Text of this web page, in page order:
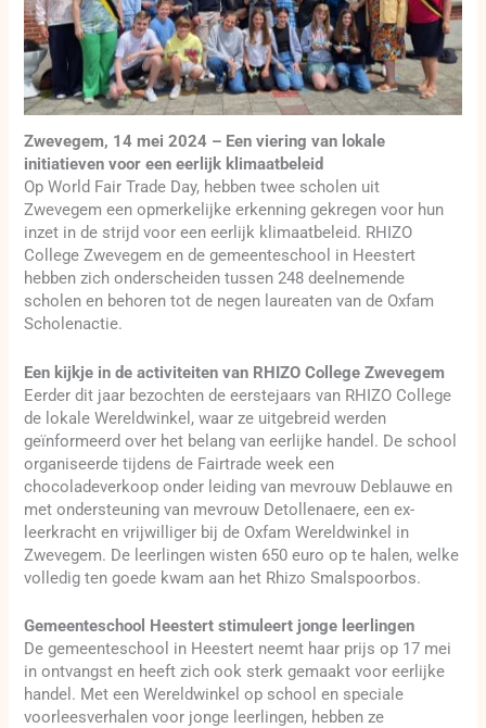
Zwevegem, 14 mei 2024 – Een viering van lokale
initiatieven voor een eerlijk klimaatbeleid
Op World Fair Trade Day, hebben twee scholen uit
Zwevegem een opmerkelijke erkenning gekregen voor hun
inzet in de strijd voor een eerlijk klimaatbeleid. RHIZO
College Zwevegem en de gemeenteschool in Heestert
hebben zich onderscheiden tussen 248 deelnemende
scholen en behoren tot de negen laureaten van de Oxfam
Scholenactie.
Een kijkje in de activiteiten van RHIZO College Zwevegem
Eerder dit jaar bezochten de eerstejaars van RHIZO College
de lokale Wereldwinkel, waar ze uitgebreid werden
geïnformeerd over het belang van eerlijke handel. De school
organiseerde tijdens de Fairtrade week een
chocoladeverkoop onder leiding van mevrouw Deblauwe en
met ondersteuning van mevrouw Detollenaere, een ex-
leerkracht en vrijwilliger bij de Oxfam Wereldwinkel in
Zwevegem. De leerlingen wisten 650 euro op te halen, welke
volledig ten goede kwam aan het Rhizo Smalspoorbos.
Gemeenteschool Heestert stimuleert jonge leerlingen
De gemeenteschool in Heestert neemt haar prijs op 17 mei
in ontvangst en heeft zich ook sterk gemaakt voor eerlijke
handel. Met een Wereldwinkel op school en speciale
voorleesverhalen voor jonge leerlingen, hebben ze